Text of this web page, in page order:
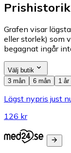
Prishistorik
Grafen visar
eller storlek) som
begagnat ingår
Välj butik
3 mån
6 mån 1 år
Lägst nypris just
126 kr